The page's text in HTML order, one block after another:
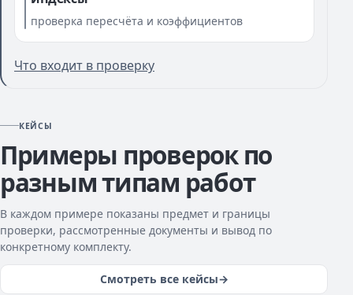
проверка пересчёта и коэффициентов
Что входит в проверку
КЕЙСЫ
Примеры проверок по
разным типам работ
В каждом примере показаны предмет и границы
проверки, рассмотренные документы и вывод по
конкретному комплекту.
Смотреть все кейсы